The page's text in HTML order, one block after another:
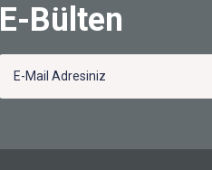
E-Bülten